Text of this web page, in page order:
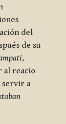
del
de su
,
al reacio
servir a